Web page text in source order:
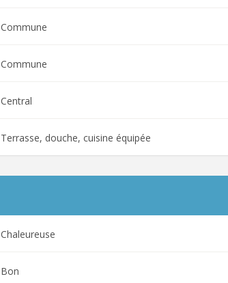
Commune
Commune
Central
Terrasse, douche, cuisine équipée
Chaleureuse
Bon